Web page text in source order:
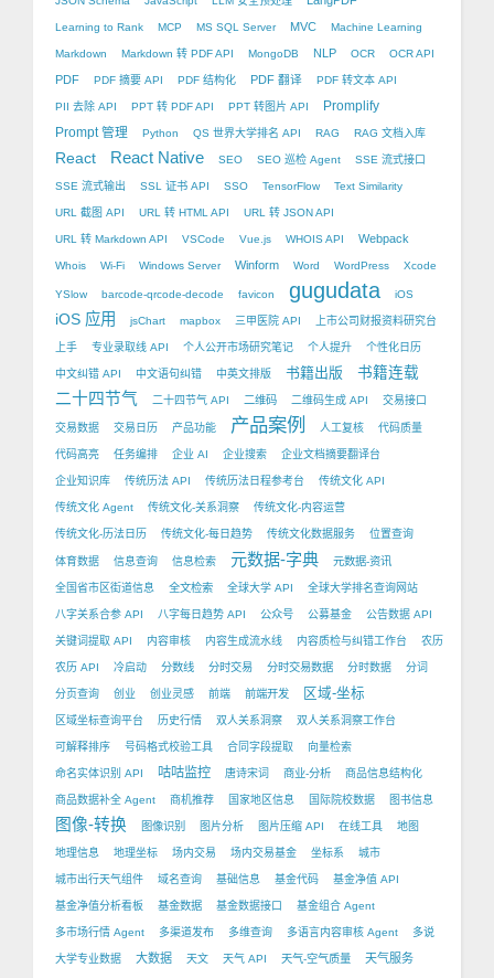
Learning to Rank MCP MS SQL Server MVC Machine Learning
Markdown Markdown 转 PDF API MongoDB NLP OCR OCR API
PDF PDF 摘要 API PDF 结构化 PDF 翻译 PDF 转文本 API
PII 去除 API PPT 转 PDF API PPT 转图片 API
Promplify
Prompt 管理
Python QS 世界大学排名 API RAG RAG 文档入库
React React Native SEO SEO 巡检 Agent SSE 流式接口
SSE 流式输出 SSL 证书 API SSO TensorFlow Text Similarity
URL 截图 API URL 转 HTML API URL 转 JSON API
URL 转 Markdown API VSCode Vue.js WHOIS API Webpack
Whois Wi-Fi Windows Server Winform Word WordPress Xcode
YSlow barcode-qrcode-decode favicon gugudata iOS
iOS 应用 jsChart mapbox 三甲医院 API 上市公司财报资料研究台
上手 专业录取线 API 个人公开市场研究笔记 个人提升 个性化日历
中文纠错 API 中文语句纠错 中英文排版 书籍出版 书籍连载
二十四节气 二十四节气 API 二维码 二维码生成 API 交易接口
交易数据 交易日历 产品功能 产品案例 人工复核 代码质量
代码高亮 任务编排 企业 AI 企业搜索 企业文档摘要翻译台
企业知识库 传统历法 API 传统历法日程参考台 传统文化 API
传统文化 Agent 传统文化-关系洞察 传统文化-内容运营
传统文化-历法日历 传统文化-每日趋势 传统文化数据服务 位置查询
体育数据 信息查询 信息检索 元数据-字典 元数据-资讯
全国省市区街道信息 全文检索 全球大学 API 全球大学排名查询网站
八字关系合参 API 八字每日趋势 API 公众号 公募基金 公告数据 API
关键词提取 API 内容审核 内容生成流水线 内容质检与纠错工作台 农历
农历 API 冷启动 分数线 分时交易 分时交易数据 分时数据 分词
分页查询 创业 创业灵感 前端 前端开发 区域-坐标
区域坐标查询平台 历史行情 双人关系洞察 双人关系洞察工作台
可解释排序 号码格式校验工具 合同字段提取 向量检索
命名实体识别 API 咕咕监控 唐诗宋词 商业-分析 商品信息结构化
商品数据补全 Agent 商机推荐 国家地区信息 国际院校数据 图书信息
图像-转换 图像识别 图片分析 图片压缩 API 在线工具 地图
地理信息 地理坐标 场内交易 场内交易基金 坐标系 城市
城市出行天气组件 域名查询 基础信息 基金代码 基金净值 API
基金净值分析看板 基金数据 基金数据接口 基金组合 Agent
多市场行情 Agent 多渠道发布 多维查询 多语言内容审核 Agent 多说
大学专业数据 大数据 天文 天气 API 天气-空气质量 天气服务